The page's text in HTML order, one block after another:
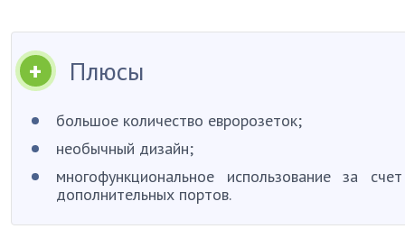
Плюсы
большое количество евророзеток;
необычный дизайн;
многофункциональное использование за счет
дополнительных портов.